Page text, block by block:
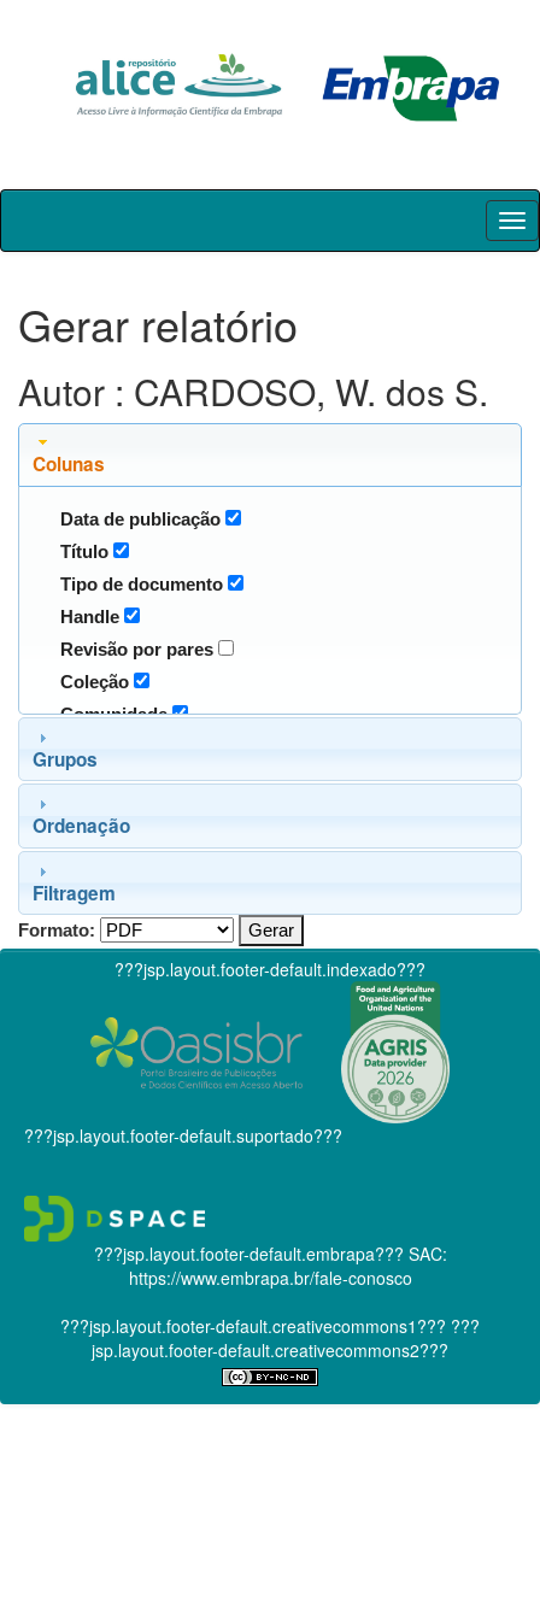
Skip
Gerar relatório
Autor : CARDOSO, W. dos S.
Colunas
Data de publicação
Título
Tipo de documento
Handle
Revisão por pares
Coleção
Comunidade
Grupos
Ordenação
Filtragem
Formato:
???jsp.layout.footer-default.indexado???
???jsp.layout.footer-default.suportado???
???jsp.layout.footer-default.embrapa??? SAC:
https://www.embrapa.br/fale-conosco
???jsp.layout.footer-default.creativecommons1??? ???
jsp.layout.footer-default.creativecommons2???